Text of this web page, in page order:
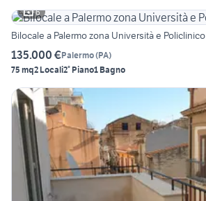
6
Bilocale a Palermo zona Università e Policlinico
135.000 €Palermo(PA)
75 mq2 Locali2° Piano1 Bagno